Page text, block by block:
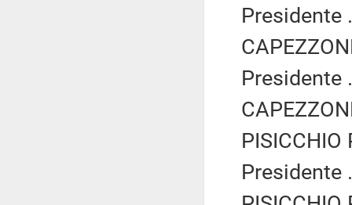
Presidente
Presidente
Presidente